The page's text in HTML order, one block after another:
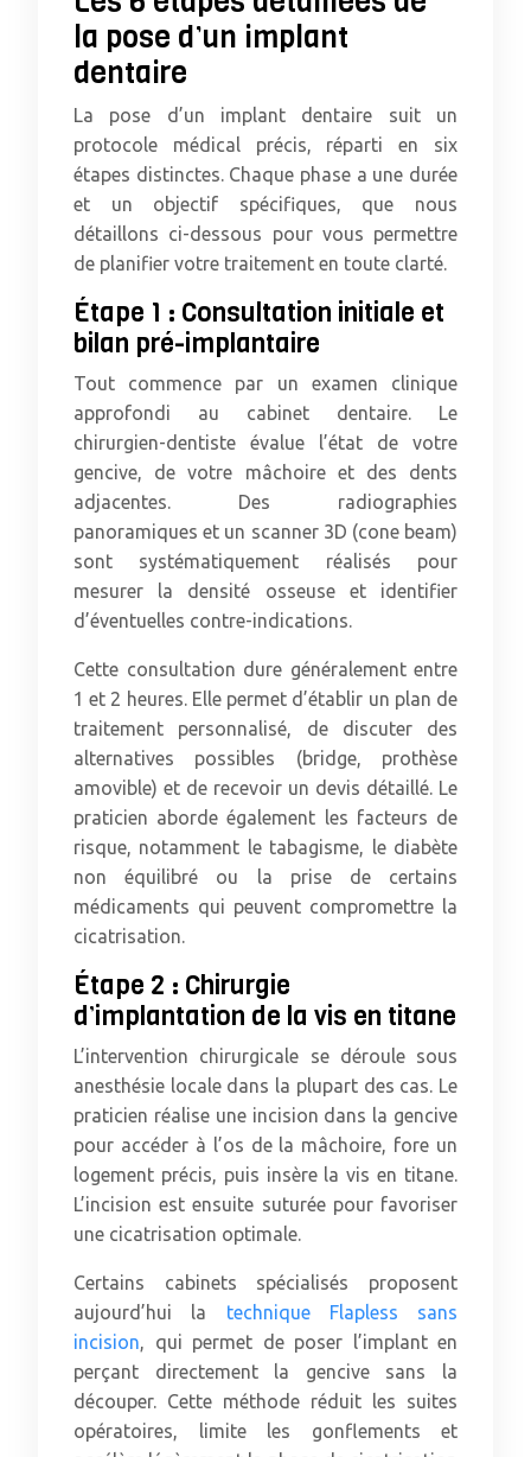
la pose d’un implant
dentaire
La pose d’un implant dentaire suit un
protocole médical précis, réparti en six
étapes distinctes. Chaque phase a une durée
et un objectif spécifiques, que nous
détaillons ci-dessous pour vous permettre
de planifier votre traitement en toute clarté.
Étape 1 : Consultation initiale et
bilan pré-implantaire
Tout commence par un examen clinique
approfondi au cabinet dentaire. Le
chirurgien-dentiste évalue l’état de votre
gencive, de votre mâchoire et des dents
adjacentes. Des radiographies
panoramiques et un scanner 3D (cone beam)
sont systématiquement réalisés pour
mesurer la densité osseuse et identifier
d’éventuelles contre-indications.
Cette consultation dure généralement entre
1 et 2 heures. Elle permet d’établir un plan de
traitement personnalisé, de discuter des
alternatives possibles (bridge, prothèse
amovible) et de recevoir un devis détaillé. Le
praticien aborde également les facteurs de
risque, notamment le tabagisme, le diabète
non équilibré ou la prise de certains
médicaments qui peuvent compromettre la
cicatrisation.
Étape 2 : Chirurgie
d’implantation de la vis en titane
L’intervention chirurgicale se déroule sous
anesthésie locale dans la plupart des cas. Le
praticien réalise une incision dans la gencive
pour accéder à l’os de la mâchoire, fore un
logement précis, puis insère la vis en titane.
L’incision est ensuite suturée pour favoriser
une cicatrisation optimale.
Certains cabinets spécialisés proposent
aujourd’hui la technique Flapless sans
incision, qui permet de poser l’implant en
perçant directement la gencive sans la
découper. Cette méthode réduit les suites
opératoires, limite les gonflements et